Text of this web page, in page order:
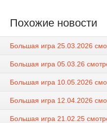
Похожие новости
Большая игра 25.03.2026
Большая игра 05.03.26
Большая игра 10.05.2026
Большая игра 12.04.2026
Большая игра 21.02.25